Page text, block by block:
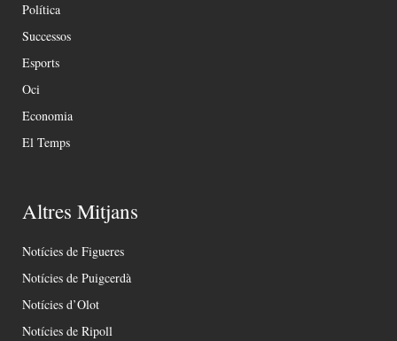
Política
Successos
Esports
Oci
Economia
El Temps
Altres Mitjans
Notícies de Figueres
Notícies de Puigcerdà
Notícies d’Olot
Notícies de Ripoll